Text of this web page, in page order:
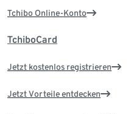
Tchibo Online-Konto
TchiboCard
Jetzt kostenlos registrieren
Jetzt Vorteile entdecken